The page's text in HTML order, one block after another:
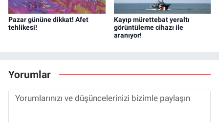
Pazar gününe dikkat! Afet
tehlikesi!
Kayıp mürettebat yeraltı
görüntüleme cihazı ile
aranıyor!
Yorumlar